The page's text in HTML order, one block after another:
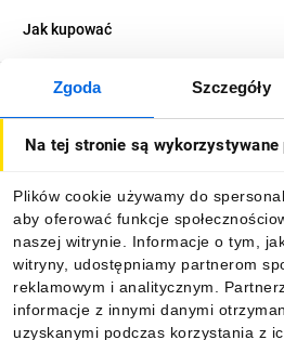
Zgoda Szczegóły
Na tej stronie są
Plików cookie używamy do
aby oferować funkcje
naszej witrynie. Informacje o tym,
witryny, udostępniamy partnerom
reklamowym i analitycznym.
informacje z innymi danymi
uzyskanymi podczas korzystania z
Jak kupować
O firmie
Informacje
Pobierz naszą